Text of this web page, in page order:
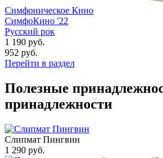
Симфоническое Кино
СимфоКино '22
Русский рок
1 190 руб.
952 руб.
Перейти в раздел
Полезные
принадлежности
Слипмат Пингвин
1 290 руб.